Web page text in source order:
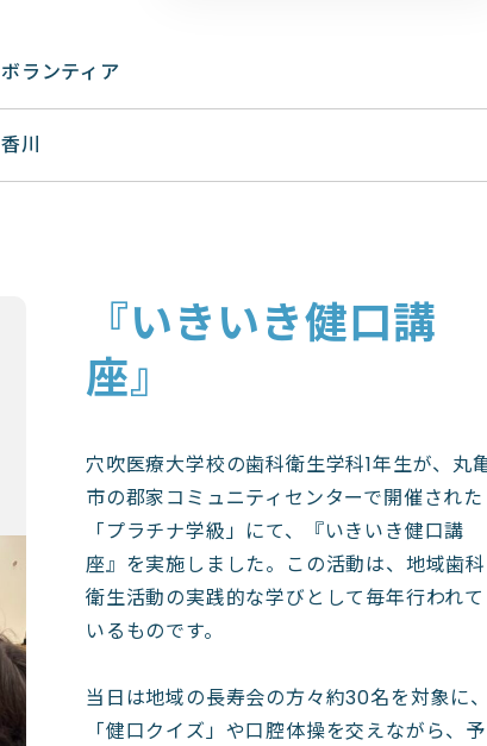
ボランティア
香川
『いきいき健口講
座』
穴吹医療大学校の歯科衛生学科1年生が、丸
市の郡家コミュニティセンターで開催された
「プラチナ学級」にて、『いきいき健口講
座』を実施しました。この活動は、地域歯科
衛生活動の実践的な学びとして毎年行われて
いるものです。
当日は地域の長寿会の方々約30名を対象に、
「健口クイズ」や口腔体操を交えながら、予